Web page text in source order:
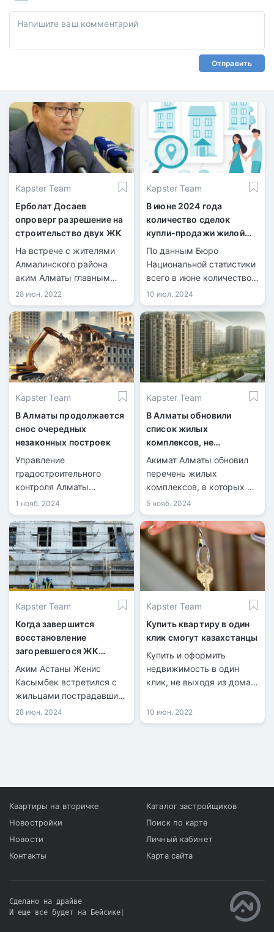
Отправить
Kapster Team
Ерболат Досаев
опроверг разрешение на
строительство двух ЖК
На встрече с жителями
Алмалинского района
аким Алматы главным
образом обсуждал
проблему точечной
застройки.
28 июн. 2022
Kapster Team
В июне 2024 года
количество сделок
купли-продажи жилой
недвижимости
увеличилось на 6%
По данным Бюро
Национальной статистики
всего в июне количество
зарегистрированных
сделок купли-продажи
жилья составило 32 943,
из них 8 058 по
индивидуальным домам и
24 885 по квартирам в
многоквартирных домах.
10 июл. 2024
Kapster Team
В Алматы продолжается
снос очередных
незаконных построек
Управление
градостроительного
контроля Алматы
продолжает снос
незаконных построек,
возведённых с
нарушениями. Очередная
проверка выявила
нарушения в
строительстве объектов.
1 нояб. 2024
Kapster Team
В Алматы обновили
список жилых
комплексов, не
рекомендованных для
Акимат Алматы обновил
перечень жилых
комплексов, в которых не
рекомендуется
приобретать . На данный
момент в списке числятся
36 объектов.
5 нояб. 2024
Kapster Team
Когда завершится
восстановление
загоревшегося ЖК
«Rixos Khan Shatyr
Residences» в Астане
Аким Астаны Женис
Касымбек встретился с
жильцами пострадавших
квартир в ЖК «Rixos Khan
Shatyr Residences».
28 июн. 2024
Kapster Team
Купить квартиру в один
клик смогут казахстанцы
Купить и оформить
недвижимость в один
клик, не выходя из дома,
Такую возможность
теперь предлагают
10 июн. 2022
Квартиры на вторичке
Новостройки
Новости
Контакты
Каталог застройщиков
Поиск по карте
Личный кабинет
Карта сайта
Сделано на драйве
И еще все будет на Бейсике